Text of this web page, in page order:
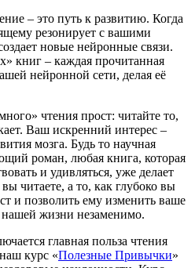
– это путь к развитию. Когда
резонирует с вашими
новые нейронные связи.
книг – каждая прочитанная
нейронной сети, делая её
чтения прост: читайте то,
Ваш искренний интерес –
мозга. Будь то научная
роман, любая книга, которая
и удивляться, уже делает
читаете, а то, как глубоко вы
и позволить ему изменить ваше
жизни незаменимо.
главная польза чтения
курс «Полезные Привычки»